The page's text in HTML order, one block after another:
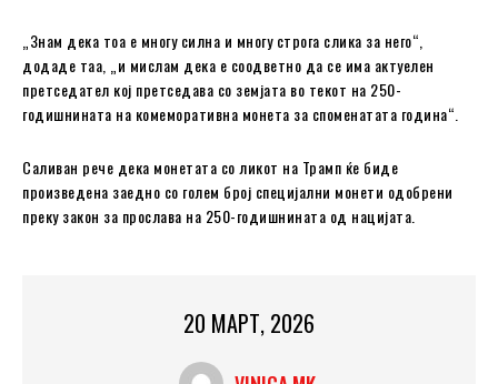
„Знам дека тоа е многу силна и многу строга слика за него“,
додаде таа, „и мислам дека е соодветно да се има актуелен
претседател кој претседава со земјата во текот на 250-
годишнината на комеморативна монета за споменатата година“.
Саливан рече дека монетата со ликот на Трамп ќе биде
произведена заедно со голем број специјални монети одобрени
преку закон за прослава на 250-годишнината од нацијата.
20 МАРТ, 2026